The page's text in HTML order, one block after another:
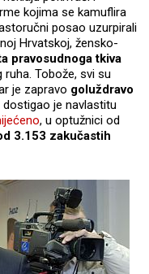
kojima se kamuflira
posao uzurpirali
Hrvatskoj, žensko-
pravosudnoga tkiva
Tobože, svi su
je zapravo goluždravo
dostigao je navlastitu
, u optužnici od
3.153 zakučastih